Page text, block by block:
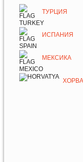
ТУРЦИЯ
ИСПАНИЯ
МЕКСИКА